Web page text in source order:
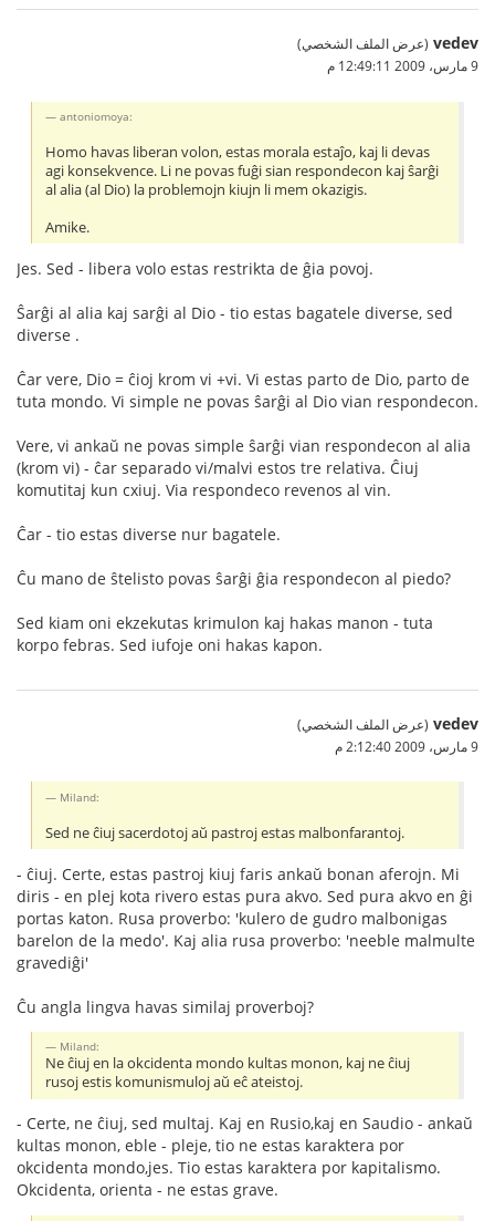
vedev (عرض الملف الشخصي)
9 مارس، 2009 12:49:11 م
antoniomoya:
Homo havas liberan volon, estas morala estaĵo, kaj li devas
agi konsekvence. Li ne povas fuĝi sian respondecon kaj ŝarĝi
al alia (al Dio) la problemojn kiujn li mem okazigis.
Amike.
Jes. Sed - libera volo estas restrikta de ĝia povoj.
Ŝarĝi al alia kaj sarĝi al Dio - tio estas bagatele diverse, sed
diverse .
Ĉar vere, Dio = ĉioj krom vi +vi. Vi estas parto de Dio, parto de
tuta mondo. Vi simple ne povas ŝarĝi al Dio vian respondecon.
Vere, vi ankaŭ ne povas simple ŝarĝi vian respondecon al alia
(krom vi) - ĉar separado vi/malvi estos tre relativa. Ĉiuj
komutitaj kun сxiuj. Via respondeco revenos al vin.
Ĉar - tio estas diverse nur bagatele.
Ĉu mano de ŝtelisto povas ŝarĝi ĝia respondecon al piedo?
Sed kiam oni ekzekutas krimulon kaj hakas manon - tuta
korpo febras. Sed iufoje oni hakas kapon.
vedev (عرض الملف الشخصي)
9 مارس، 2009 2:12:40 م
Miland:
Sed ne ĉiuj sacerdotoj aŭ pastroj estas malbonfarantoj.
- ĉiuj. Certe, estas pastroj kiuj faris ankaŭ bonan aferojn. Mi
diris - en plej kota rivero estas pura akvo. Sed pura akvo en ĝi
portas katon. Rusa proverbo: 'kulero de gudro malbonigas
barelon de la medo'. Kaj alia rusa proverbo: 'neeble malmulte
gravediĝi'
Ĉu angla lingva havas similaj proverboj?
Miland:
Ne ĉiuj en la okcidenta mondo kultas monon, kaj ne ĉiuj
rusoj estis komunismuloj aŭ eĉ ateistoj.
- Certe, ne ĉiuj, sed multaj. Kaj en Rusio,kaj en Saudio - ankaŭ
kultas monon, eble - pleje, tio ne estas karaktera por
okcidenta mondo,jes. Tio estas karaktera por kapitalismo.
Okcidenta, orienta - ne estas grave.